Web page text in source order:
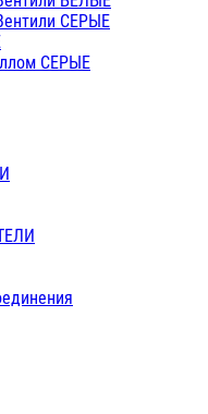
СЕРЫЕ
СЕРЫЕ